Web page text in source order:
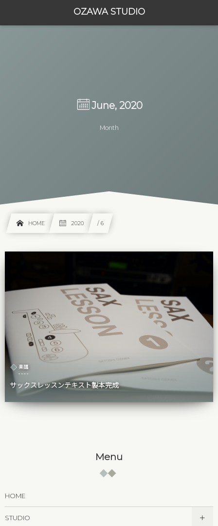
OZAWA STUDIO
June, 2020
Month
HOME 2020 / 6
楽譜
サックスレッスンテキスト製本完成
Menu
HOME
STUDIO